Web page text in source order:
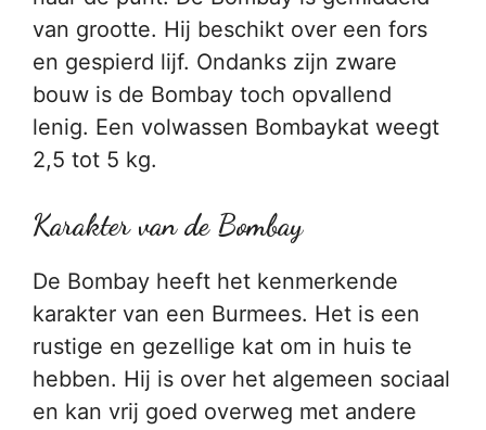
van grootte. Hij beschikt over een fors
en gespierd lijf. Ondanks zijn zware
bouw is de Bombay toch opvallend
lenig. Een volwassen Bombaykat weegt
2,5 tot 5 kg.
Karakter van de Bombay
De Bombay heeft het kenmerkende
karakter van een Burmees. Het is een
rustige en gezellige kat om in huis te
hebben. Hij is over het algemeen sociaal
en kan vrij goed overweg met andere